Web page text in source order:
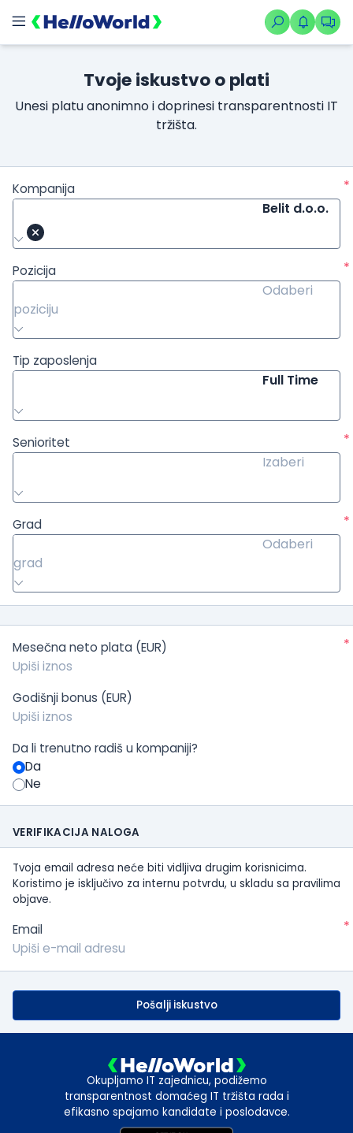
Tvoje iskustvo o plati
Unesi platu anonimno i doprinesi transparentnosti IT
tržišta.
Kompanija
*
Belit d.o.o.
Pozicija
*
Odaberi
poziciju
Tip zaposlenja
Full Time
Senioritet
*
Izaberi
Grad
*
Odaberi
grad
Mesečna neto plata (EUR) *
Godišnji bonus (EUR)
Da li trenutno radiš u kompaniji?
Da
Ne
VERIFIKACIJA NALOGA
Tvoja email adresa neće biti vidljiva drugim korisnicima.
Koristimo je isključivo za internu potvrdu, u skladu sa pravilima
objave.
Email *
Pošalji iskustvo
Okupljamo IT zajednicu, podižemo
transparentnost domaćeg IT tržišta rada i
efikasno spajamo kandidate i poslodavce.